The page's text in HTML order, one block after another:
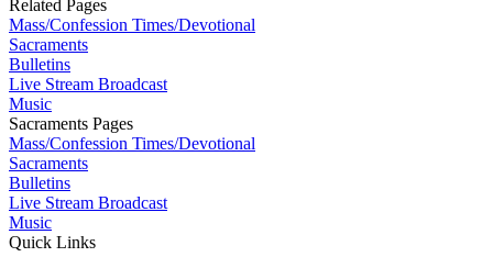
Related Pages
Mass/Confession Times/Devotional
Sacraments
Bulletins
Live Stream Broadcast
Music
Sacraments Pages
Mass/Confession Times/Devotional
Sacraments
Bulletins
Live Stream Broadcast
Music
Quick Links